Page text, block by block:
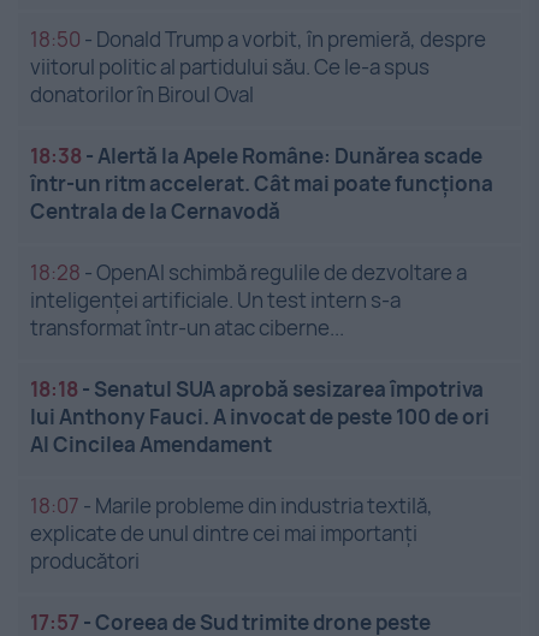
18:50 - Donald Trump a vorbit, în premieră, despre
viitorul politic al partidului său. Ce le-a spus
donatorilor în Biroul Oval
18:38 - Alertă la Apele Române: Dunărea scade
într-un ritm accelerat. Cât mai poate funcționa
Centrala de la Cernavodă
18:28 -OpenAI schimbă regulile de dezvoltare a
inteligenței artificiale. Un test intern s-a
transformat într-un atac ciberne...
18:18 - Senatul SUA aprobă sesizarea împotriva
lui Anthony Fauci. A invocat de peste 100 de ori
Al Cincilea Amendament
18:07 - Marile probleme din industria textilă,
explicate de unul dintre cei mai importanți
producători
17:57 -Coreea de Sud trimite drone peste